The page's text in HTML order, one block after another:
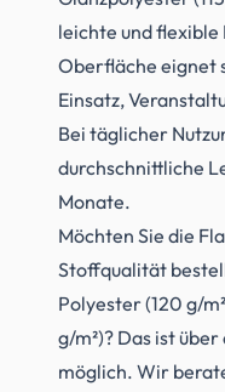
leichte und
Oberfläche eignet
Einsatz,
Bei täglicher
durchschnittliche
Monate.
Möchten Sie die
Stoffqualität
Polyester (120 g/
g/m²)? Das ist
möglich. Wir